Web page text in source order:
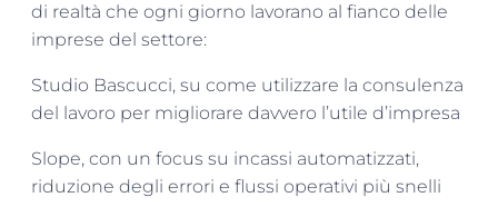
di realtà che ogni giorno lavorano al fianco delle
imprese del settore:
Studio Bascucci, su come utilizzare la consulenza
del lavoro per migliorare davvero l’utile d’impresa
Slope, con un focus su incassi automatizzati,
riduzione degli errori e flussi operativi più snelli